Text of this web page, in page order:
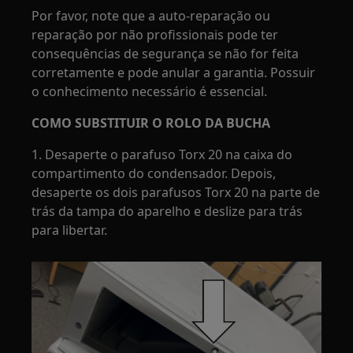
Por favor, note que a auto-reparação ou
reparação por não profissionais pode ter
consequências de segurança se não for feita
corretamente e pode anular a garantia. Possuir
o conhecimento necessário é essencial.
COMO SUBSTITUIR O ROLO DA BUCHA
1. Desaperte o parafuso Torx 20 na caixa do
compartimento do condensador. Depois,
desaperte os dois parafusos Torx 20 na parte de
trás da tampa do aparelho e deslize para trás
para libertar.